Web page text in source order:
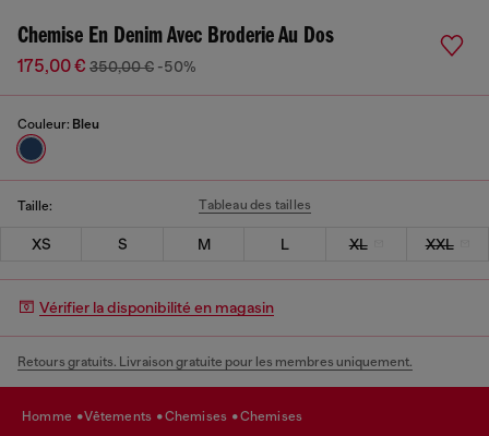
Chemise En Denim Avec Broderie Au Dos
175,00 € 350,00 € -50%
Couleur: Bleu
Taille: Tableau des tailles
XS S M L XL XXL
Vérifier la disponibilité en magasin
Retours gratuits. Livraison gratuite pour les membres uniquement.
homme vêtements chemises chemises